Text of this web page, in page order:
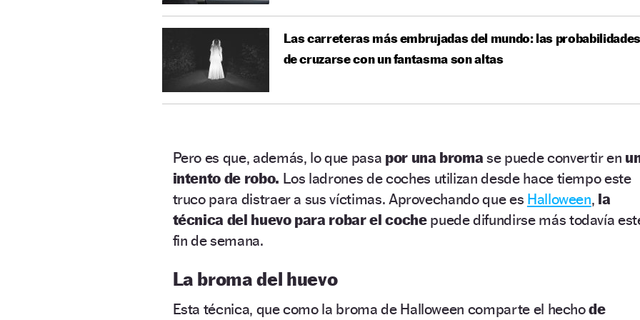
Las carreteras más embrujadas del mundo: las probabilidades
de cruzarse con un fantasma son altas
Pero es que, además, lo que pasa por una broma se puede convertir en
intento de robo. Los ladrones de coches utilizan desde hace tiempo este
truco para distraer a sus víctimas. Aprovechando que es Halloween, la
técnica del huevo para robar el coche puede difundirse más todavía
fin de semana.
La broma del huevo
Esta técnica, que como la broma de Halloween comparte el hechode